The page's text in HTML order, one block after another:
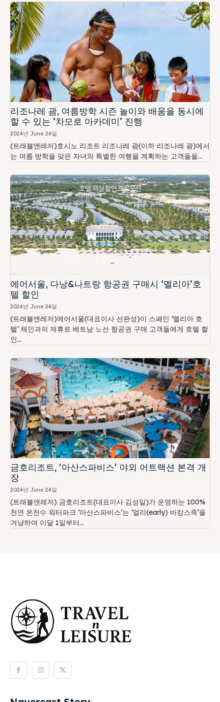
리조나레 괌, 여름방학 시즌 놀이와 배움을 동시에
할 수 있는 ‘차모로 아카데미’ 진행
2024년 June 24일
(트래블앤레저)호시노 리조트 리조나레 괌(이하 리조나레 괌)에서
는 여름 방학을 맞은 자녀와 특별한 여행을 계획하는 고객들을...
에어서울, 다낭&나트랑 항공권 구매시 ‘멜리아’호
텔 할인
2024년 June 24일
(트래블앤레저)에어서울(대표이사 선완성)이 스페인 ‘멜리아 호
텔’ 체인과의 제휴로 베트남 노선 항공권 구매 고객들에게 호텔 할
인...
금호리조트, ‘아산스파비스’ 야외 어트랙션 본격 개
장
2024년 June 24일
(트래블앤레저) 금호리조트(대표이사 김성일)가 운영하는 100%
천연 온천수 워터파크 ‘아산스파비스’는 ‘얼리(early) 바캉스족’을
겨냥하여 이달 1일부터...